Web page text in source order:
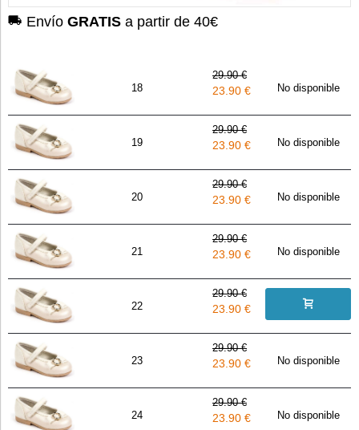
Envío GRATIS a partir de 40€
18
29.90 €
23.90 € No disponible
19
29.90 €
23.90 € No disponible
20
29.90 €
23.90 € No disponible
21
29.90 €
23.90 € No disponible
22
29.90 €
23.90 €
23
29.90 €
23.90 € No disponible
24
29.90 €
23.90 € No disponible